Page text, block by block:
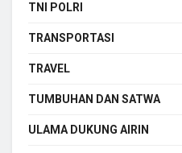
TNI POLRI
TRANSPORTASI
TRAVEL
TUMBUHAN DAN SATWA
ULAMA DUKUNG AIRIN